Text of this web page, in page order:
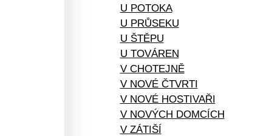
U POTOKA
U PRŮSEKU
U ŠTĚPU
U TOVÁREN
V CHOTEJNĚ
V NOVÉ ČTVRTI
V NOVÉ HOSTIVAŘI
V NOVÝCH DOMCÍCH
V ZÁTIŠÍ